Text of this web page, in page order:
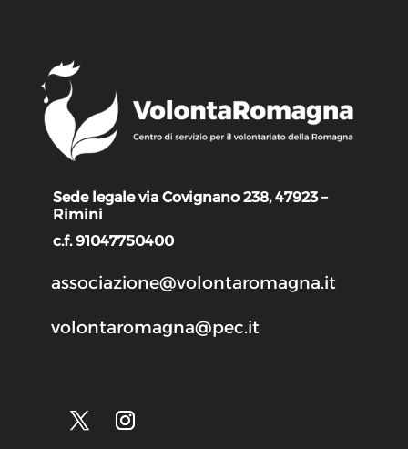
Sede legale via Covignano 238, 47923 –
Rimini
c.f. 91047750400
associazione@volontaromagna.it
volontaromagna@pec.it